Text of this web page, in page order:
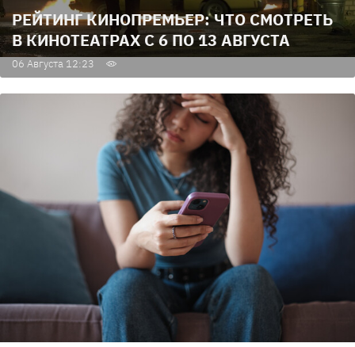
РЕЙТИНГ КИНОПРЕМЬЕР: ЧТО СМОТРЕТЬ
В КИНОТЕАТРАХ С 6 ПО 13 АВГУСТА
06 Августа 12:23